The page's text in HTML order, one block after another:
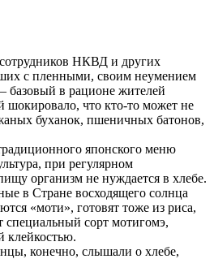
НКВД и других
с пленными, своим неумением
базовый в рационе жителей
шокировало, что кто-то может не
буханок, пшеничных батонов,
японского меню
при регулярном
организм не нуждается в хлебе.
в Стране восходящего солнца
«моти», готовят тоже из риса,
специальный сорт мотигомэ,
конечно, слышали о хлебе,